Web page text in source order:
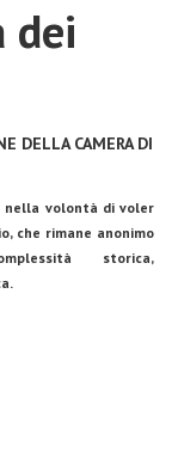
dei
DELLA CAMERA DI
nella volontà di voler
che rimane anonimo
storica,